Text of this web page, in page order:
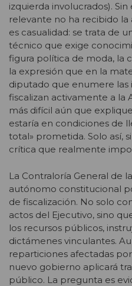
izquierda involucrados).
relevante no ha recibido
es casualidad: se trata de
técnico que exige
figura política de moda, la
la expresión que en la
diputado que enumere las
fiscalizan activamente a la
más difícil aún que
estaría en condiciones de
total» prometida. Solo así,
crítica que realmente
La Contraloría General de
autónomo constitucional
de fiscalización. No solo
actos del Ejecutivo, sino
los recursos públicos,
dictámenes vinculantes.
reparticiones afectadas
nuevo gobierno aplicará
público. La pregunta es